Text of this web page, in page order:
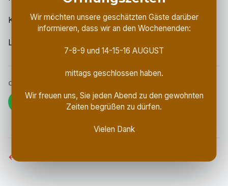
Korvettenkapitän
Lucio Valente
CONDIVIDI
Facebook X
← Zurück zum Blog
Wir möchten unsere geschätzten Gäste darüber
informieren, dass wir an den Wochenenden:
7-8-9 und 14-15-16 AUGUST
mittags geschlossen haben.
Wir freuen uns, Sie jeden Abend zu den gewohnten
Zeiten begrüßen zu dürfen.
Vielen Dank